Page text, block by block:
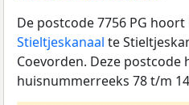
De postcode 7756 PG
Stieltjeskanaal te
Coevorden. Deze postcode
huisnummerreeks 78 t/m